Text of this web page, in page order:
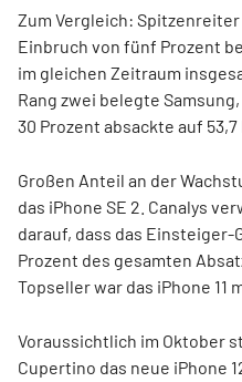
Zum Vergleich:
Einbruch von fünf Prozent
im gleichen Zeitraum
Rang zwei belegte
30 Prozent absackte auf
Großen Anteil an der
das iPhone SE 2. Canalys
darauf, dass das Einsteiger-
Prozent des gesamten
Topseller war das iPhone 11
Voraussichtlich im Oktober
Cupertino das neue iPhone